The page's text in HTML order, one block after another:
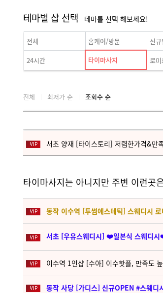
테마별 샵 선택 테마를 선택 해보세요!
전체 홈케어/방문 신
24시간 타이마사지 로미
전체 최저가 순 조회수 순
서초 양재 [타이스토리] 저렴한가격&만
타이마사지는 아니지만 주변 이런곳
동작 이수역 [투썸에스테틱] 스웨디시
서초 [우유스웨디시] ❤️일본식 스웨디
이수역 1인샵 [수아] 이수핫플, 만족도
동작 사당 [가디스] 신규OPEN #스웨디